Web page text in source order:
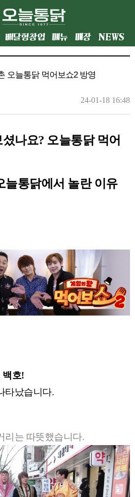
배달형창업 메뉴 매장 NEWS
오늘통닭 먹어보쇼2 방영
24-01-18 16:48
나요? 오늘통닭 먹어
늘통닭에서 놀란 이유
백호!
타났습니다.
리는 따뜻했습니다.